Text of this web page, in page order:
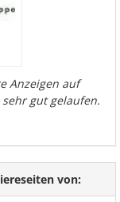
Anzeigen auf
sehr gut gelaufen.
von: